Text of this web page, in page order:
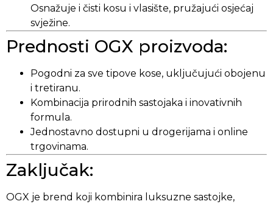
Osnažuje i čisti kosu i vlasište, pružajući osjećaj
svježine.
Prednosti OGX proizvoda:
Pogodni za sve tipove kose, uključujući obojenu
i tretiranu.
Kombinacija prirodnih sastojaka i inovativnih
formula.
Jednostavno dostupni u drogerijama i online
trgovinama.
Zaključak:
OGX je brend koji kombinira luksuzne sastojke,